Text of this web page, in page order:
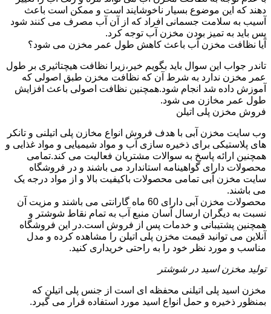
دهند که این موضوع بسیار ناخوشایند است و ممکن است باعث
آسیب به سلامت جسمانی افراد که از آن آب مصرف می کنند شود
پس باید به تمیز بودن مخزن آب توجه کرد.
آیا نظافت مخزن آب باعث کاهش طول عمر مخزن می شود؟
تاندر جواب این سوال باید بگویم خیر،زیرا نظافت هیچتاثیری بر طول
عمر مخزن ندارد به شرط آن که نظافت مخزن طبق اصولی که
آموزش داده شد انجام شود.همچنین نظافت اصولی باعث افزایش
طول عمر مخازن می شود.
فروش مخزن پلی اتیلن
وب سایت مخزن آبی با هدف فروش انواع مخازن پلی اتیلنی و تانکر
های پلاستیکی برای ذخیره سازی آب و مواد شیمیایی و مواد غذایی و
همچنین ارائه پاسخ به سوالات مشتریان فعالیت می کند.تمامی
محصولات دارای گواهینامه استاندارد می باشند و در فروشگاه
سایت مخزن آبی تمامی محصولات باکیفیت بالا و از مواد درجه یک
می باشند.
محصولات مخزن آبی دارای 60 ماه گارانتی می باشند و مزیت آن
نسبت به دیگران ارسال آسان منبع آب به تمام نقاط شوشتر و
همچنین پشتیبانی و خدمات پس از فروش است.در این فروشگاه
آنلاین می توانید قیمت مخزن پلی اتیلن را مشاهده کرده و مدل
مناسب و مورد نظر خود را به راحتی خریداری کنید.
تولید مخزن اسید در شوشتر
مخزن اسید پلی اتیلنی محفظه ای است از جنس پلی اتیلن که
بمنظور ذخیره و حمل انواع اسید مورد استفاده قرار می گیرد.